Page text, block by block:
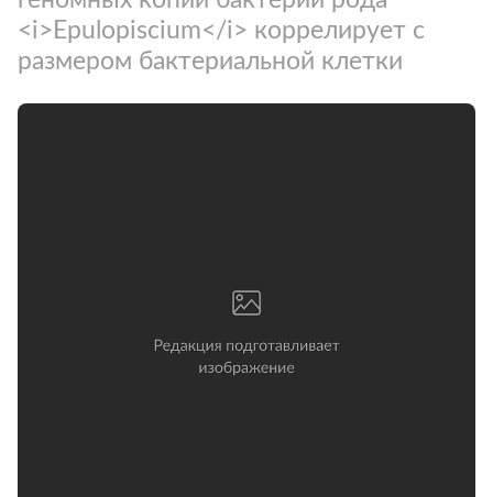
<i>Epulopiscium</i> коррелирует с
размером бактериальной клетки